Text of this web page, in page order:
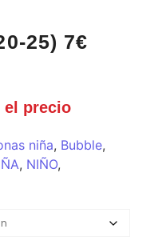
25) 7€
el precio
niña, Bubble,
, NIÑO,